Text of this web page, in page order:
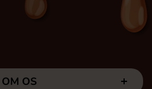
OM OS